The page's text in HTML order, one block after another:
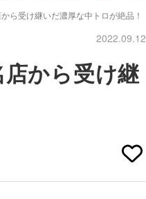
ら受け継いだ濃厚な中トロが絶品！
2022.09.12
から受け継